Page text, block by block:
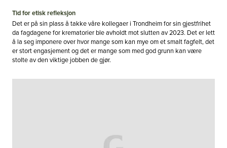
Tid for etisk refleksjon
Det er på sin plass å takke våre kollegaer i Trondheim for sin gjestfrihet
da fagdagene for krematorier ble avholdt mot slutten av 2023. Det er lett
å la seg imponere over hvor mange som kan mye om et smalt fagfelt, det
er stort engasjement og det er mange som med god grunn kan være
stolte av den viktige jobben de gjør.